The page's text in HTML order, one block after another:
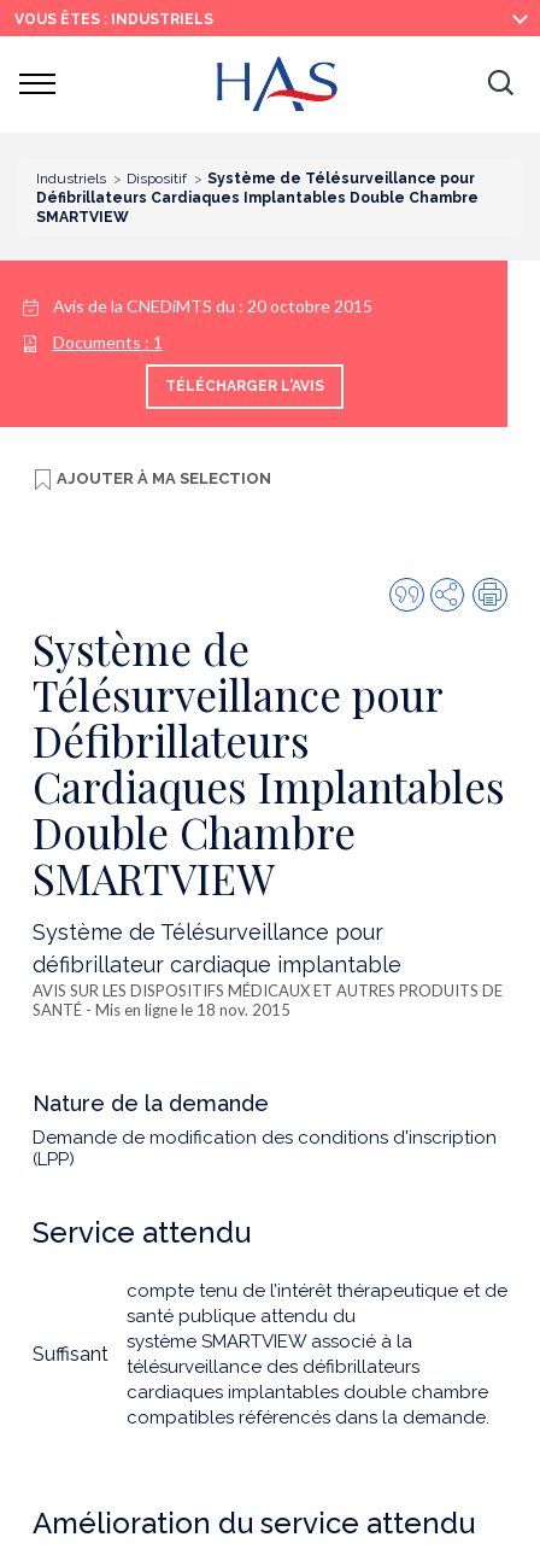
Recherche
Menu
principal
Contenu
principal
VOUS ÊTES : INDUSTRIELS
Ouvrir
Industriels Dispositif
Système de Télésurveillance pour
Défibrillateurs Cardiaques Implantables Double Chambre
SMARTVIEW
Avis de la CNEDiMTS du : 20 octobre 2015
Documents : 1
TÉLÉCHARGER L'AVIS
AJOUTER À MA SELECTION
Citer
cette
Partager
Système de
Télésurveillance pour
Défibrillateurs
Cardiaques Implantables
Double Chambre
SMARTVIEW
Système de Télésurveillance pour
défibrillateur cardiaque implantable
AVIS SUR LES DISPOSITIFS MÉDICAUX ET AUTRES PRODUITS DE
SANTÉ - Mis en ligne le 18 nov. 2015
Nature de la demande
Demande de modification des conditions d'inscription
(LPP)
Service attendu
Suffisant
compte tenu de l’intérêt thérapeutique et de
santé publique attendu du
système SMARTVIEW associé à la
télésurveillance des défibrillateurs
cardiaques implantables double chambre
compatibles référencés dans la demande.
Amélioration du service attendu